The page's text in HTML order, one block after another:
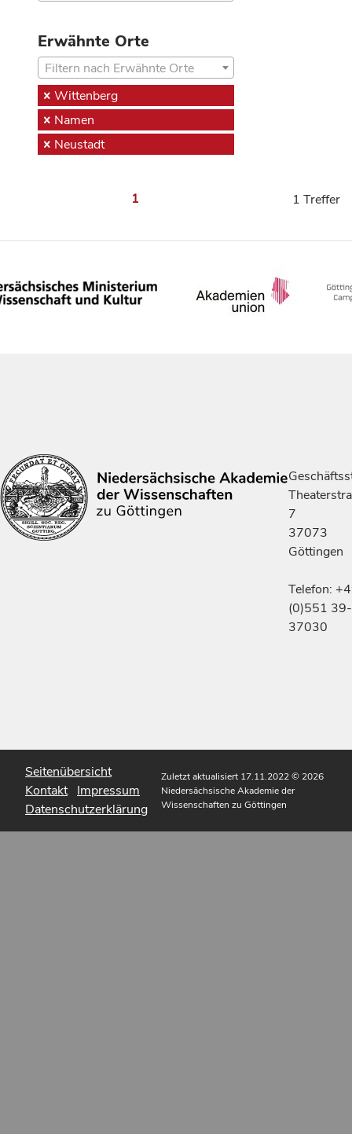
Erwähnte Orte
Filtern nach Erwähnte Orte
Wittenberg
Namen
Neustadt
1 1 Treffer
7
37073
Göttingen
Telefon:
(0)551 39-
37030
Seitenübersicht
Kontakt Impressum
Datenschutzerklärung
Zuletzt aktualisiert 17.11.2022© 2026
Niedersächsische Akademie der
Wissenschaften zu Göttingen